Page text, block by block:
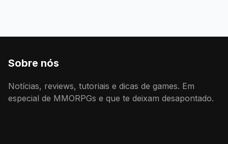
Sobre nós
Notícias, reviews, tutoriais e dicas de games. Em
especial de MMORPGs e que te deixam desapontado.